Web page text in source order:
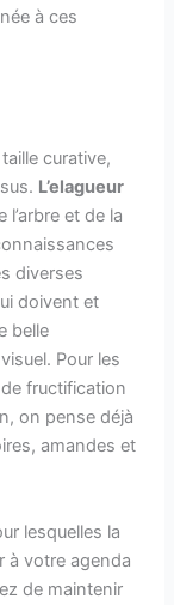
à ces
curative,
L’elagueur
et de la
diverses
doivent et
belle
Pour les
fructification
on pense déjà
amandes et
lesquelles la
à votre agenda
de maintenir